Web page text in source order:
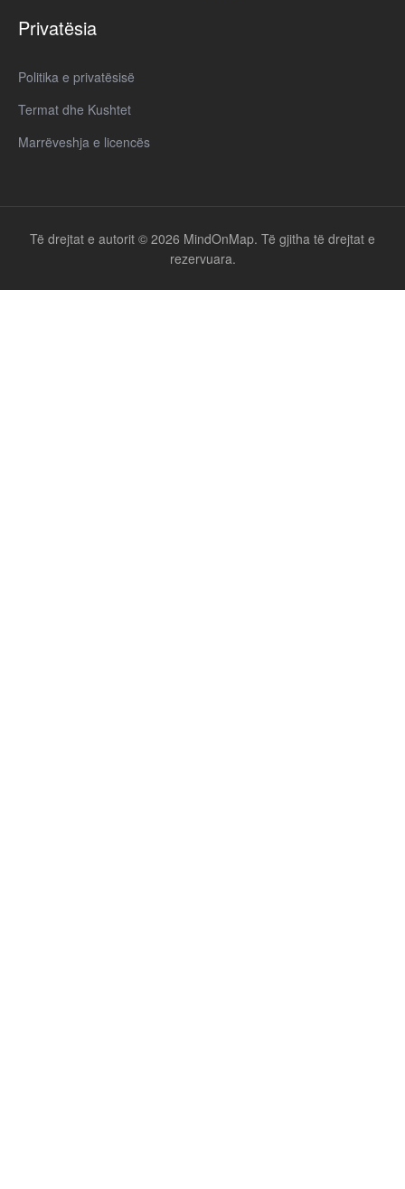
Privatësia
Politika e privatësisë
Termat dhe Kushtet
Marrëveshja e licencës
Të drejtat e autorit © 2026 MindOnMap. Të gjitha të drejtat e
rezervuara.